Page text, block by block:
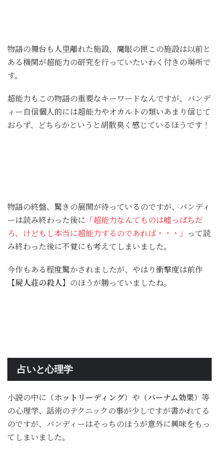
物語の舞台も人里離れた施設、魔眼の匣この施設は以前と
ある機関が超能力の研究を行っていたいわく付きの場所で
す。
超能力もこの物語の重要なキーワードなんですが、バンデ
ィー自信個人的には超能力やオカルトの類いあまり信じて
おらず、どちらかというと胡散臭く感じているほうです！
物語の終盤、驚きの展開が待っているのですが、バンディ
ーは読み終わった後に 「超能力なんてものは嘘っぱちだ
ろ、けどもし本当に超能力するのであれば・・・」 って読
み終わった後に不覚にも考えてしまいました。
今作もある程度驚かされましたが、やはり衝撃度は前作
【屍人荘の殺人】 のほうが勝っていましたね。
占いと心理学
小説の中に （ホットリーディング） や （バーナム効果） 等
の心理学、話術のテクニックの事が少しですが書かれてる
のですが、バンディーはそっちのほうが意外に興味をもっ
てしまいました。